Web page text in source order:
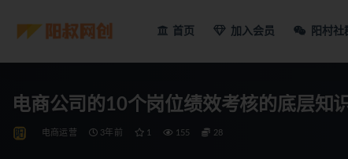
首页 加入会员 阳村社
电商公司的10个岗位绩效考核的底层知
电商运营 3年前 1 155 28